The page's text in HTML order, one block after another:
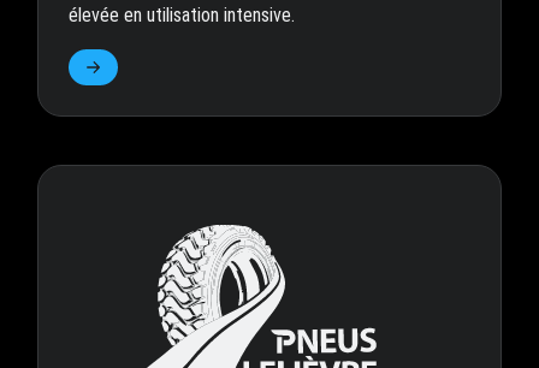
élevée en utilisation intensive.